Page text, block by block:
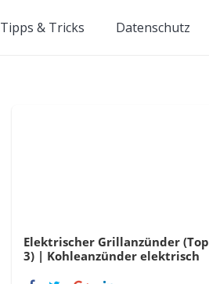
Tipps & Tricks Datenschutz
Elektrischer Grillanzünder (Top
3) | Kohleanzünder elektrisch